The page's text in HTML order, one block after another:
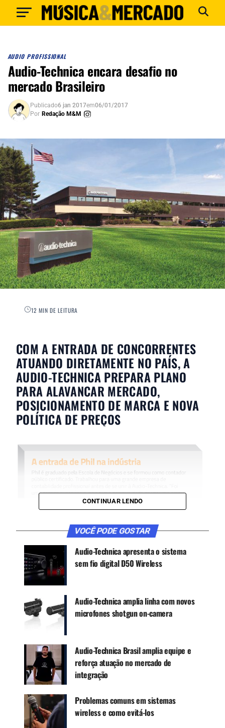
AUDIO PROFISSIONAL
Audio-Technica encara desafio no
mercado Brasileiro
Publicado6 jan 2017em06/01/2017
Por Redação M&M
12 MIN DE LEITURA
COM A ENTRADA DE CONCORRENTES
ATUANDO DIRETAMENTE NO PAÍS, A
AUDIO-TECHNICA PREPARA PLANO
PARA ALAVANCAR MERCADO,
POSICIONAMENTO DE MARCA E NOVA
POLÍTICA DE PREÇOS
Os últimos anos vêm sendo desafiadores para a
Audio-Technica, companhia japonesa de fones de
ouvido, microfones e sistemas wireless e outros
produtos de tecnologia e será – em especial –
ainda mais em 2017. Isto porque a empresa está
finalizando seu planejamento para a sistema de
CONTINUAR LENDO
VOCÊ PODE GOSTAR
Audio-Technica apresenta o sistema
sem fio digital D50 Wireless
Audio-Technica amplia linha com novos
microfones shotgun on-camera
Audio-Technica Brasil amplia equipe e
reforça atuação no mercado de
integração
Problemas comuns em sistemas
wireless e como evitá-los